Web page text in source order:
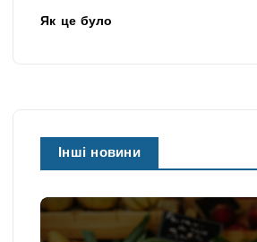
Як це було
Інші новини